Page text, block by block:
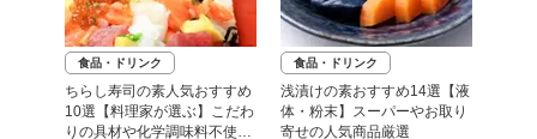
食品・ドリンク
ちらし寿司の素人気おすすめ
10選【料理家が選ぶ】こだわ
りの具材や化学調味料不使用
食品・ドリンク
浅漬けの素おすすめ14選【液
体・粉末】スーパーやお取り
寄せの人気商品厳選